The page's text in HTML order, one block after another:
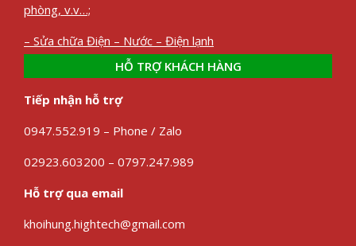
phòng, v.v…;
– Sửa chữa Điện – Nước – Điện lạnh
HỖ TRỢ KHÁCH HÀNG
Tiếp nhận hỗ trợ
0947.552.919 – Phone / Zalo
02923.603200 – 0797.247.989
Hỗ trợ qua email
khoihung.hightech@gmail.com